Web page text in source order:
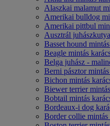
Alaszkai malamut
Amerikai bulldog
Amerikai pittbul
Ausztrál
Basset hound
Beagle mintás
Belga juhász -
Berni pásztor
Bichon mintás
Biewer terrier
Bobtail mintás
Bordeaux-i dog
Border collie